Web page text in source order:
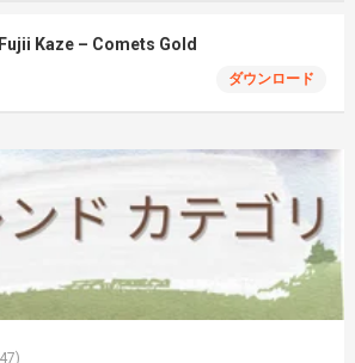
Kaze – Comets Gold
ダウンロード